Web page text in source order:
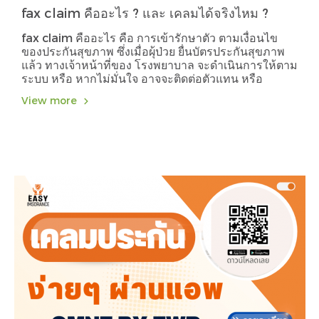
fax claim คืออะไร ? และ เคลมได้จริงไหม ?
fax claim คืออะไร คือ การเข้ารักษาตัว ตามเงื่อนไข
ของประกันสุขภาพ ซึ่งเมื่อผุ้ป่วย ยื่นบัตรประกันสุขภาพ
แล้ว ทางเจ้าหน้าที่ของ โรงพยาบาล จะดำเนินการให้ตาม
ระบบ หรือ หากไม่มั่นใจ อาจจะติดต่อตัวแทน หรือ
View more